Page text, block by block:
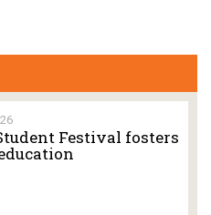
Festival fosters